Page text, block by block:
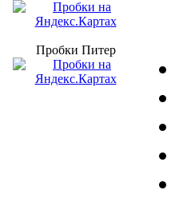
Пробки Питер